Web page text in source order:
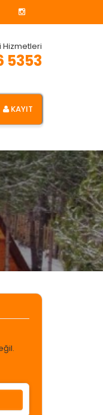
Hizmetleri
5353
KAYIT